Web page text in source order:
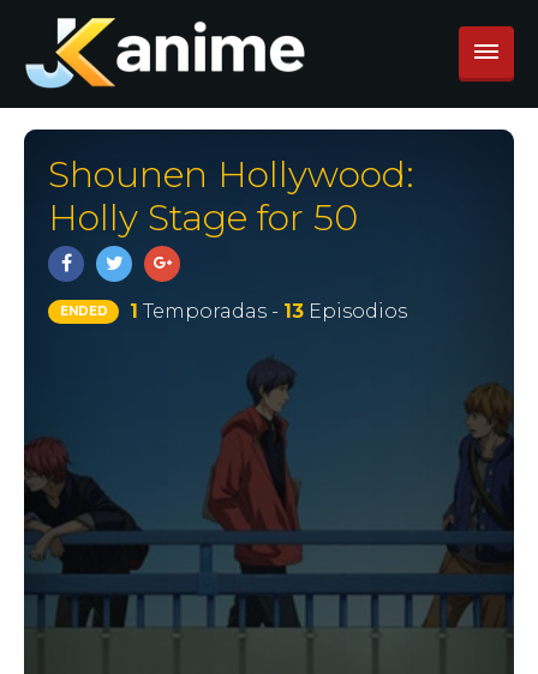
Shounen Hollywood:
Holly Stage for 50
ENDED 1 Temporadas - 13Episodios